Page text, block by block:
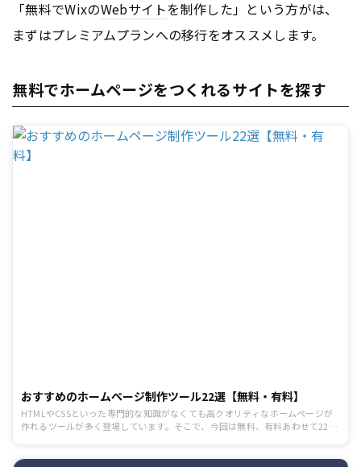
「無料でWixのWebサイトを制作した」という方がは、
まずはプレミアムプランへの移行をオススメします。
無料でホームページをつくれるサイトを探す
おすすめのホームページ制作ツール22選【無料・有料】
HTMLやCSSといった専門的な知識がなくても高クオリティなホームページが
作れるツールが多く登場しています。そこで、今回は無料、有料あわせて22個